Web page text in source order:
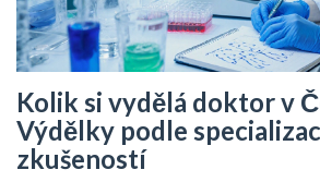
Kolik si vydělá doktor v
Výdělky podle
zkušeností